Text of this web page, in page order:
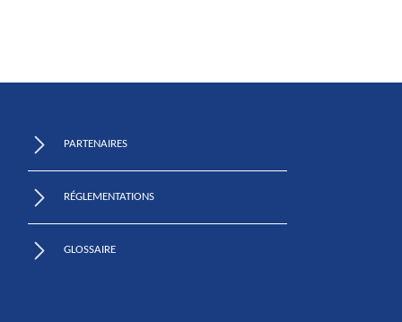
PARTENAIRES
RÉGLEMENTATIONS
GLOSSAIRE